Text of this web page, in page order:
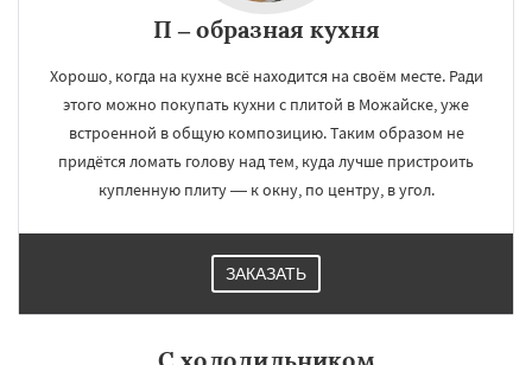
П – образная кухня
Хорошо, когда на кухне всё находится на своём месте. Ради
этого можно покупать кухни с плитой в Можайске, уже
встроенной в общую композицию. Таким образом не
придётся ломать голову над тем, куда лучше пристроить
купленную плиту — к окну, по центру, в угол.
ЗАКАЗАТЬ